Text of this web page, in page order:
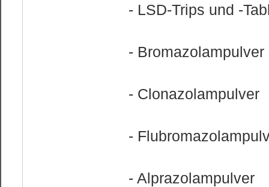
- LSD-Trips und -
- Bromazolampulver
- Clonazolampulver
-
- Alprazolampulver